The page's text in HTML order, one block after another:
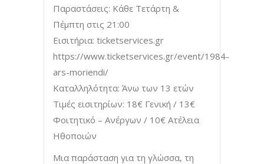
Παραστάσεις: Κάθε Τετάρτη &
Πέμπτη στις 21:00
Εισιτήρια: ticketservices.gr
https://www.ticketservices.gr/event/1984-
ars-moriendi/
Καταλληλότητα: Άνω των 13 ετών
Τιμές εισιτηρίων: 18€ Γενική / 13€
Φοιτητικό – Ανέργων / 10€ Ατέλεια
Ηθοποιών
Μια παράσταση για τη γλώσσα, τη